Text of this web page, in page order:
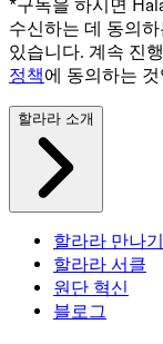
*구독을 하시면
수신하는 데 동의
있습니다. 계속 진
정책에 동의하는
할라라 소개
할라라 만나기
할라라 서클
원단 혁신
블로그